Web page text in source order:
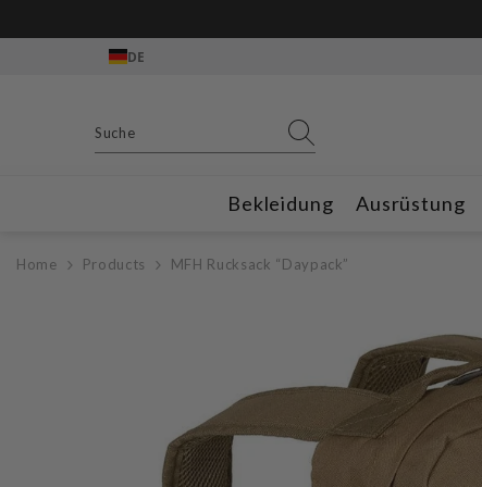
DE
Bekleidung Ausrüstung
Home Products MFH Rucksack “Daypack”